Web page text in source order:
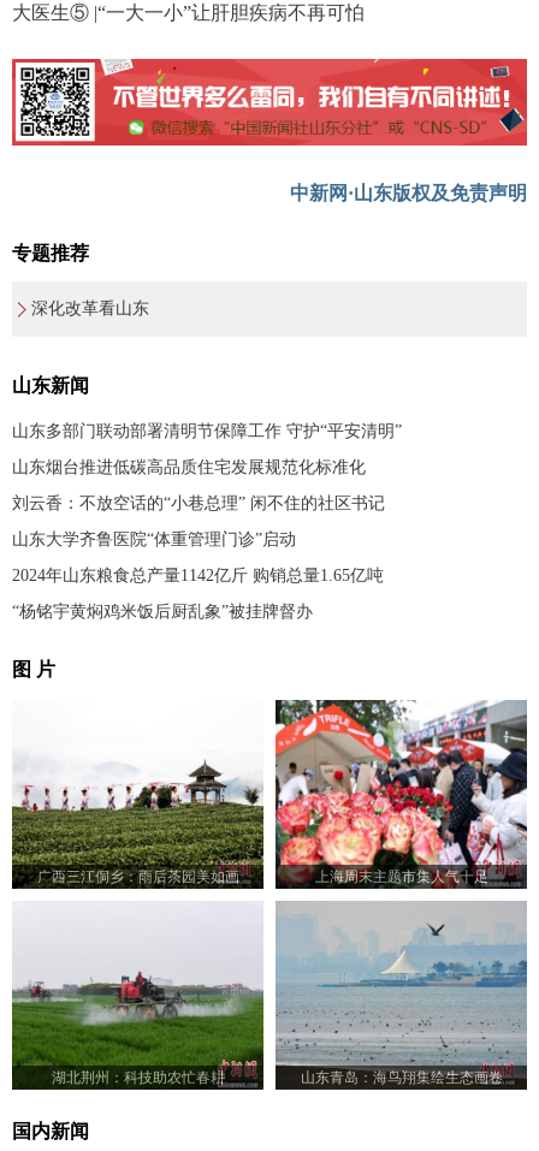
大医生⑤ |“一大一小”让肝胆疾病不再可怕
中新网·山东版权及免责声明
专题推荐
深化改革看山东
山东新闻
山东多部门联动部署清明节保障工作 守护“平安清明”
山东烟台推进低碳高品质住宅发展规范化标准化
刘云香：不放空话的“小巷总理” 闲不住的社区书记
山东大学齐鲁医院“体重管理门诊”启动
2024年山东粮食总产量1142亿斤 购销总量1.65亿吨
“杨铭宇黄焖鸡米饭后厨乱象”被挂牌督办
图 片
广西三江侗乡：雨后茶园美如画 上海周末主题市集人气十足
湖北荆州：科技助农忙春耕 山东青岛：海鸟翔集绘生态画卷
国内新闻